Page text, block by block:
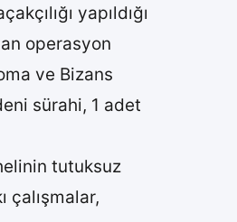
yapıldığı
operasyon
ve Bizans
sürahi, 1 adet
tutuksuz
çalışmalar,